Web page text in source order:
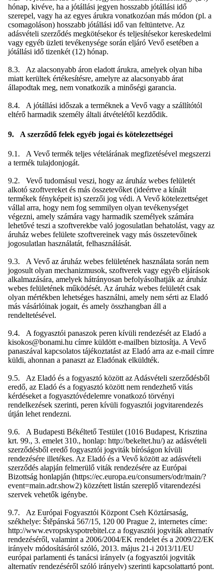
hónap, kivéve, ha a jótállási jegyen hosszabb jótállási idő
szerepel, vagy ha az egyes árukra vonatkozóan más módon (pl. a
csomagoláson) hosszabb jótállási idő van feltüntetve. Az
adásvételi szerződés megkötésekor és teljesítésekor kereskedelmi
vagy egyéb üzleti tevékenysége során eljáró Vevő esetében a
jótállási idő tizenkét (12) hónap.
8.3. Az alacsonyabb áron eladott árukra, amelyek olyan hiba
miatt kerültek értékesítésre, amelyre az alacsonyabb árat
állapodtak meg, nem vonatkozik a minőségi garancia.
8.4. A jótállási időszak a terméknek a Vevő vagy a szállítótól
eltérő harmadik személy általi átvételétől kezdődik.
9. A szerződő felek egyéb jogai és kötelezettségei
9.1. A Vevő termék teljes vételárának megfizetésével megszerzi
a termék tulajdonjogát.
9.2. Vevő tudomásul veszi, hogy az áruház webes felületét
alkotó szoftvereket és más összetevőket (ideértve a kínált
termékek fényképeit is) szerzői jog védi. A Vevő kötelezettséget
vállal arra, hogy nem fog semmilyen olyan tevékenységet
végezni, amely számára vagy harmadik személyek számára
lehetővé teszi a szoftverekbe való jogosulatlan behatolást, vagy az
áruház webes felülete szoftvereinek vagy más összetevőinek
jogosulatlan használatát, felhasználását.
9.3. A Vevő az áruház webes felületének használata során nem
jogosult olyan mechanizmusok, szoftverek vagy egyéb eljárások
alkalmazására, amelyek hátrányosan befolyásolhatják az áruház
webes felületének működését. Az áruház webes felületét csak
olyan mértékben lehetséges használni, amely nem sérti az Eladó
más vásárlóinak jogait, és amely összhangban áll a
rendeltetésével.
9.4. A fogyasztói panaszok peren kívüli rendezését az Eladó a
kisokos@bonami.hu címre küldött e-mailben biztosítja. A Vevő
panaszával kapcsolatos tájékoztatást az Eladó arra az e-mail címre
küldi, ahonnan a panaszt az Eladónak elküldték.
9.5. Az Eladó és a fogyasztó között az Adásvételi szerződésből
eredő, az Eladó és a fogyasztó között nem rendezhető vitás
kérdéseket a fogyasztóvédelemre vonatkozó törvényi
rendelkezések szerinti, peren kívüli fogyasztói jogvitarendezés
útján lehet rendezni.
9.6. A Budapesti Békéltető Testület (1016 Budapest, Krisztina
krt. 99., 3. emelet 310., honlap: http://bekeltet.hu/) az adásvételi
szerződésből eredő fogyasztói jogviták bíróságon kívüli
rendezésére illetékes. Az Eladó és a Vevő között az adásvételi
szerződés alapján felmerülő viták rendezésére az Európai
Bizottság honlapján (https://ec.europa.eu/consumers/odr/main/?
event=main.adr.show2) közzétett listán szereplő vitarendezési
szervek vehetők igénybe.
9.7. Az Európai Fogyasztói Központ Cseh Köztársaság,
székhelye: Štěpánská 567/15, 120 00 Prague 2, internetes címe:
http://www.evropskyspotrebitel.cz a fogyasztói jogviták alternatív
rendezéséről, valamint a 2006/2004/EK rendelet és a 2009/22/EK
irányelv módosításáról szóló, 2013. május 21-i 2013/11/EU
európai parlamenti és tanácsi irányelv (a fogyasztói jogviták
alternatív rendezéséről szóló irányelv) szerinti kapcsolattartó pont.